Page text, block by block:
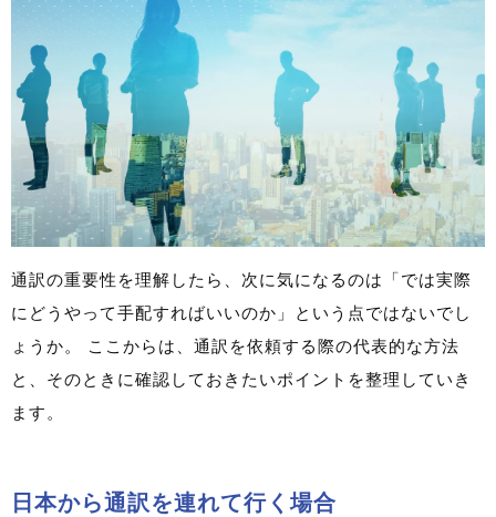
通訳の重要性を理解したら、次に気になるのは「では実際
にどうやって手配すればいいのか」という点ではないでし
ょうか。 ここからは、通訳を依頼する際の代表的な方法
と、そのときに確認しておきたいポイントを整理していき
ます。
日本から通訳を連れて行く場合